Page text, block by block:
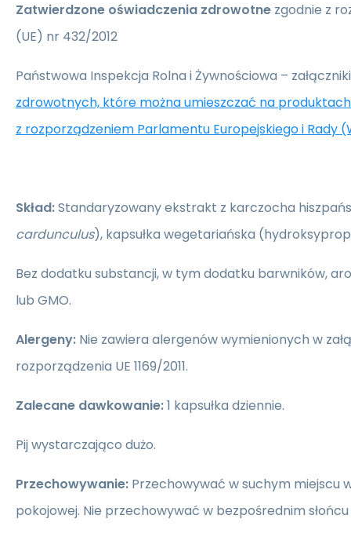
Zatwierdzone oświadczenia zdrowotne zgodnie z
(UE) nr 432/2012
Państwowa Inspekcja Rolna i Żywnościowa –
zdrowotnych, które można umieszczać na
z rozporządzeniem Parlamentu Europejskiego i Rady
Skład:Standaryzowany ekstrakt z karczocha
cardunculus), kapsułka wegetariańska
Bez dodatku substancji, w tym dodatku barwników,
lub GMO.
Alergeny: Nie zawiera alergenów wymienionych w
rozporządzenia UE 1169/2011.
Zalecane dawkowanie:1 kapsułka dziennie.
Pij wystarczająco dużo.
Przechowywanie: Przechowywać w suchym miejscu
pokojowej. Nie przechowywać w bezpośrednim